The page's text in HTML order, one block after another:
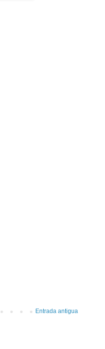
Entrada antigua